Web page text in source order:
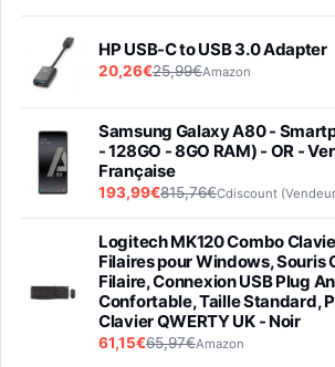
HP USB-C to USB 3.0 Adapter
20,26€25,99€Amazon
Samsung Galaxy A80 -
- 128GO - 8GO RAM) - OR -
Française
193,99€815,76€Cdiscount
Logitech MK120 Combo
Filaires pour Windows, Souris
Filaire, Connexion USB Plug
Confortable, Taille Standard,
Clavier QWERTY UK - Noir
61,15€65,97€Amazon